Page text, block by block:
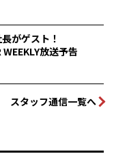
がゲスト！
放送予告
スタッフ通信一覧へ